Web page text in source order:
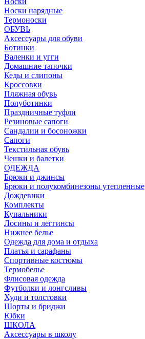
Носки нарядные
Термоноски
ОБУВЬ
Аксессуары для обуви
Ботинки
Валенки и угги
Домашние тапочки
Кеды и слипоны
Кроссовки
Пляжная обувь
Полуботинки
Праздничные туфли
Резиновые сапоги
Сандалии и босоножки
Сапоги
Текстильная обувь
Чешки и балетки
ОДЕЖДА
Брюки и джинсы
Брюки и полукомбинезоны утепленные
Дождевики
Комплекты
Купальники
Лосины и леггинсы
Нижнее белье
Одежда для дома и отдыха
Платья и сарафаны
Спортивные костюмы
Термобелье
Флисовая одежда
Футболки и лонгсливы
Худи и толстовки
Шорты и бриджи
Юбки
ШКОЛА
Аксессуары в школу